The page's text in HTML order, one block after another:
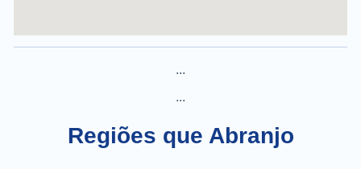
...
...
Regiões que Abranjo